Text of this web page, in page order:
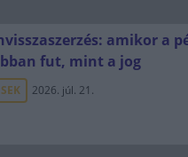
amikor a
fut, mint a jog
2026. júl. 21.